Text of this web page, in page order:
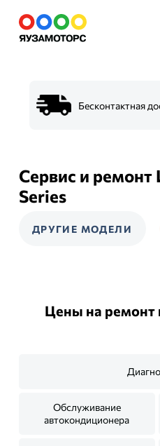
Бесконтактная
Сервис и ремонт
Series
ДРУГИЕ МОДЕЛИ
Цены на ремонт
Обслуживание
автокондиционера